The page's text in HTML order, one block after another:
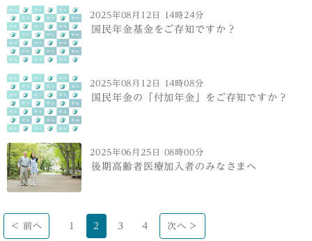
2025年08月12日 14時24分
国民年金基金をご存知ですか？
2025年08月12日 14時08分
国民年金の「付加年金」をご存知ですか？
2025年06月25日 08時00分
後期高齢者医療加入者のみなさまへ
< 前へ 1 2 3 4 次へ >